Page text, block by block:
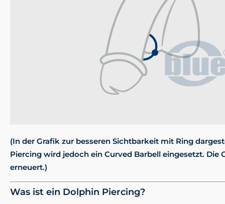
(In der Grafik zur besseren Sichtbarkeit mit Ring
Piercing wird jedoch ein Curved Barbell eingesetzt. Die
erneuert.)
Was ist ein Dolphin Piercing?